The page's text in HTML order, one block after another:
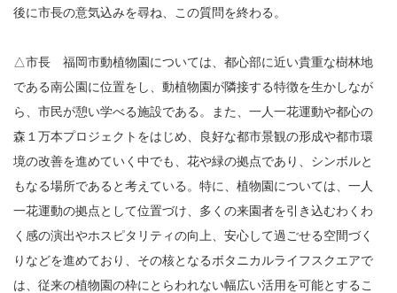
後に市長の意気込みを尋ね、この質問を終わる。
△市長 福岡市動植物園については、都心部に近い貴重な樹林地
である南公園に位置をし、動植物園が隣接する特徴を生かしなが
ら、市民が憩い学べる施設である。また、一人一花運動や都心の
森１万本プロジェクトをはじめ、良好な都市景観の形成や都市環
境の改善を進めていく中でも、花や緑の拠点であり、シンボルと
もなる場所であると考えている。特に、植物園については、一人
一花運動の拠点として位置づけ、多くの来園者を引き込むわくわ
く感の演出やホスピタリティの向上、安心して過ごせる空間づく
りなどを進めており、その核となるボタニカルライフスクエアで
は、従来の植物園の枠にとらわれない幅広い活用を可能とするこ